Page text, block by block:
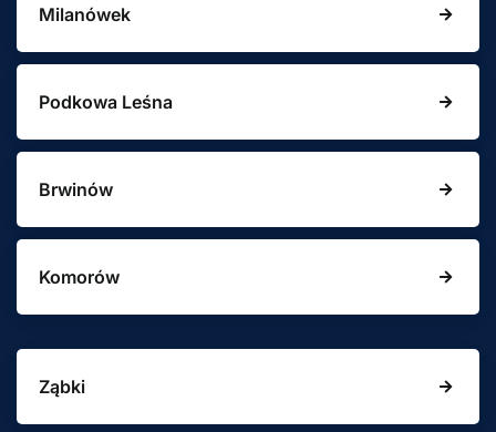
Milanówek
Podkowa Leśna
Brwinów
Komorów
Ząbki